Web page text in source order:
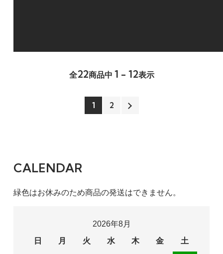
全22商品中 1 - 12表示
1 2
CALENDAR
緑色はお休みのため商品の発送はできません。
2026年8月
日
月 火 水 木 金 土